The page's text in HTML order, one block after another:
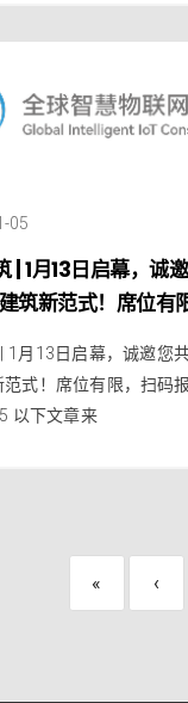
05
| 1月13日启幕，诚
筑新范式！席位有
1月13日启幕，诚邀您
范式！席位有限，扫码
以下文章来
« ‹